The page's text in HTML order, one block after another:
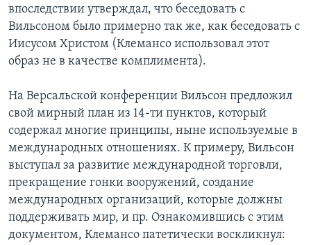
впоследствии утверждал, что беседовать с
Вильсоном было примерно так же, как беседовать с
Иисусом Христом (Клемансо использовал этот
образ не в качестве комплимента).
На Версальской конференции Вильсон предложил
свой мирный план из 14-ти пунктов, который
содержал многие принципы, ныне используемые в
международных отношениях. К примеру, Вильсон
выступал за развитие международной торговли,
прекращение гонки вооружений, создание
международных организаций, которые должны
поддерживать мир, и пр. Ознакомившись с этим
документом, Клемансо патетически воскликнул: